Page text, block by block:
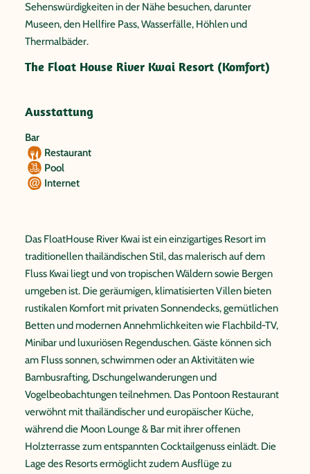
Sehenswürdigkeiten in der Nähe besuchen, darunter
Museen, den Hellfire Pass, Wasserfälle, Höhlen und
Thermalbäder.
The Float House River Kwai Resort (Komfort)
Ausstattung
Bar
Restaurant
Pool
Internet
Das FloatHouse River Kwai ist ein einzigartiges Resort im
traditionellen thailändischen Stil, das malerisch auf dem
Fluss Kwai liegt und von tropischen Wäldern sowie Bergen
umgeben ist. Die geräumigen, klimatisierten Villen bieten
rustikalen Komfort mit privaten Sonnendecks, gemütlichen
Betten und modernen Annehmlichkeiten wie Flachbild-TV,
Minibar und luxuriösen Regenduschen. Gäste können sich
am Fluss sonnen, schwimmen oder an Aktivitäten wie
Bambusrafting, Dschungelwanderungen und
Vogelbeobachtungen teilnehmen. Das Pontoon Restaurant
verwöhnt mit thailändischer und europäischer Küche,
während die Moon Lounge & Bar mit ihrer offenen
Holzterrasse zum entspannten Cocktailgenuss einlädt. Die
Lage des Resorts ermöglicht zudem Ausflüge zu